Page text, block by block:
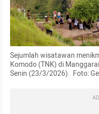
Sejumlah wisatawan
Komodo (TNK) di
Senin (23/3/2026).  Foto: